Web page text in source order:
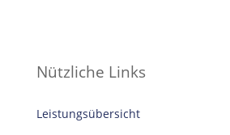
Nützliche Links
Leistungsübersicht